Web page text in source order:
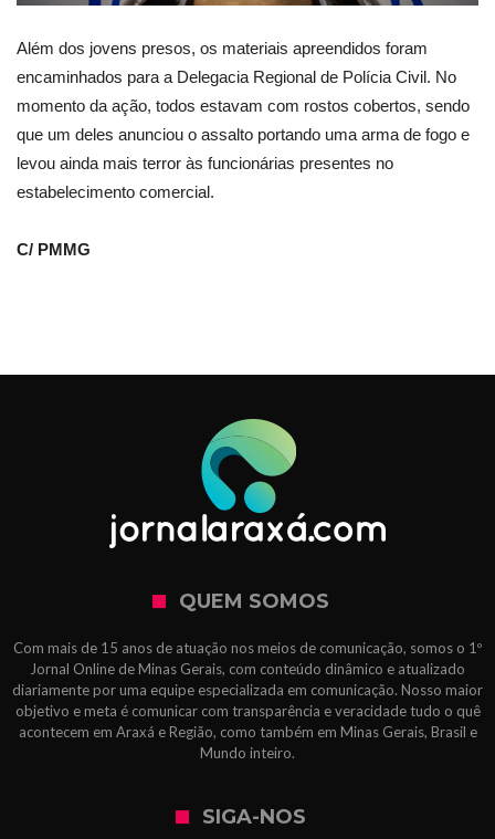
Além dos jovens presos, os materiais apreendidos foram
encaminhados para a Delegacia Regional de Polícia Civil. No
momento da ação, todos estavam com rostos cobertos, sendo
que um deles anunciou o assalto portando uma arma de fogo e
levou ainda mais terror às funcionárias presentes no
estabelecimento comercial.
C/ PMMG
QUEM SOMOS
Com mais de 15 anos de atuação nos meios de comunicação, somos o 1º
Jornal Online de Minas Gerais, com conteúdo dinâmico e atualizado
diariamente por uma equipe especializada em comunicação. Nosso maior
objetivo e meta é comunicar com transparência e veracidade tudo o quê
acontecem em Araxá e Região, como também em Minas Gerais, Brasil e
Mundo inteiro.
SIGA-NOS